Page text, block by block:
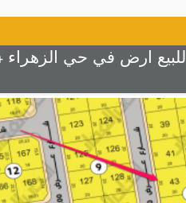
للبيع ارض في حي الزهراء 4 رقم 43 المساحة 400م شارع 15 غربًا السعر 1200 للمتر